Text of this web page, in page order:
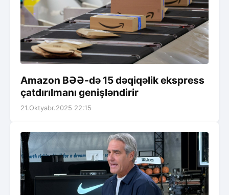
Amazon BƏƏ-də 15 dəqiqəlik ekspress
çatdırılmanı genişləndirir
21.Oktyabr.2025 22:15